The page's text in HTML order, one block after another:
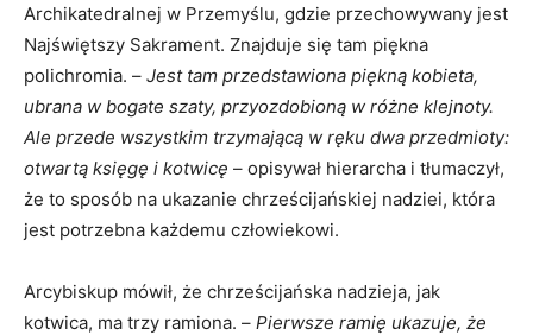
Archikatedralnej w Przemyślu, gdzie przechowywany jest
Najświętszy Sakrament. Znajduje się tam piękna
polichromia. – Jest tam przedstawiona piękną kobieta,
ubrana w bogate szaty, przyozdobioną w różne klejnoty.
Ale przede wszystkim trzymającą w ręku dwa przedmioty:
otwartą księgę i kotwicę – opisywał hierarcha i tłumaczył,
że to sposób na ukazanie chrześcijańskiej nadziei, która
jest potrzebna każdemu człowiekowi.
Arcybiskup mówił, że chrześcijańska nadzieja, jak
kotwica, ma trzy ramiona. – Pierwsze ramię ukazuje, że